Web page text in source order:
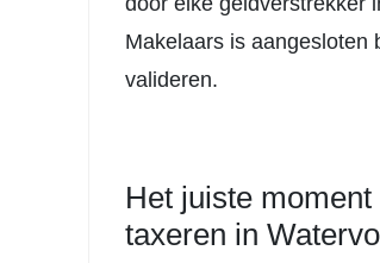
Makelaars is aangesloten
valideren.
Het juiste
taxeren in